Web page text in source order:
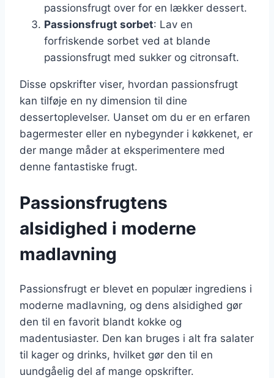
passionsfrugt over for en lækker dessert.
Passionsfrugt sorbet: Lav en
forfriskende sorbet ved at blande
passionsfrugt med sukker og citronsaft.
Disse opskrifter viser, hvordan passionsfrugt
kan tilføje en ny dimension til dine
dessertoplevelser. Uanset om du er en erfaren
bagermester eller en nybegynder i køkkenet, er
der mange måder at eksperimentere med
denne fantastiske frugt.
Passionsfrugtens
alsidighed i moderne
madlavning
Passionsfrugt er blevet en populær ingrediens i
moderne madlavning, og dens alsidighed gør
den til en favorit blandt kokke og
madentusiaster. Den kan bruges i alt fra salater
til kager og drinks, hvilket gør den til en
uundgåelig del af mange opskrifter.